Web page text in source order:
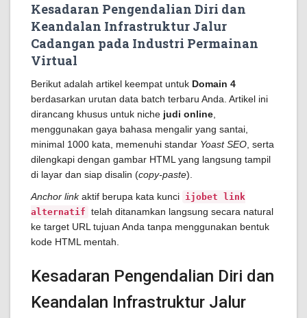
Kesadaran Pengendalian Diri dan
Keandalan Infrastruktur Jalur
Cadangan pada Industri Permainan
Virtual
Berikut adalah artikel keempat untuk Domain 4
berdasarkan urutan data batch terbaru Anda. Artikel ini
dirancang khusus untuk niche judi online
menggunakan gaya bahasa mengalir yang santai,
minimal 1000 kata, memenuhi standar Yoast SEO , serta
dilengkapi dengan gambar HTML yang langsung tampil
di layar dan siap disalin (copy-paste).
Anchor linkaktif berupa kata kunci ijobet link
alternatif telah ditanamkan langsung secara natural
ke target URL tujuan Anda tanpa menggunakan bentuk
kode HTML mentah.
Kesadaran Pengendalian Diri dan
Keandalan Infrastruktur Jalur